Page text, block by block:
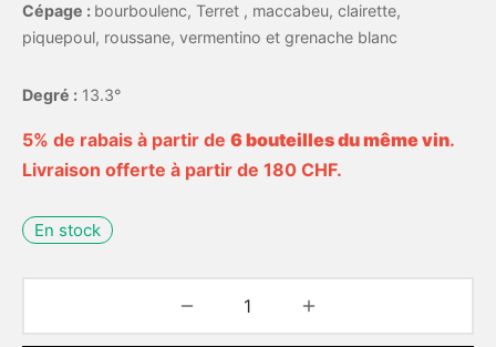
Cépage : bourboulenc, Terret , maccabeu, clairette,
piquepoul, roussane, vermentino et grenache blanc
Degré : 13.3°
5% de rabais à partir de 6 bouteilles du même vin.
Livraison offerte à partir de 180 CHF.
En stock